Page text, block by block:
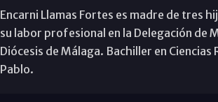
Encarni Llamas Fortes es madre de tres
su labor profesional en la Delegación de
Diócesis de Málaga. Bachiller en Ciencias
Pablo.